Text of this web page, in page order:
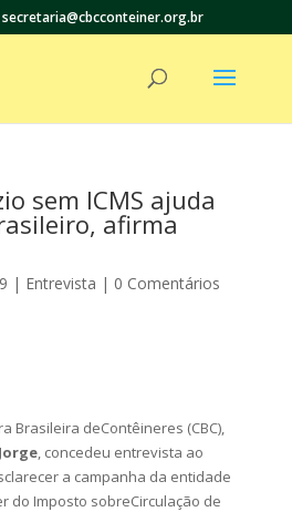
secretaria@cbcconteiner.org.br
sem ICMS ajuda
afirma
| Entrevista | 0 Comentários
Brasileira deContêineres (CBC),
, concedeu entrevista ao
a campanha da entidade
do Imposto sobreCirculação de